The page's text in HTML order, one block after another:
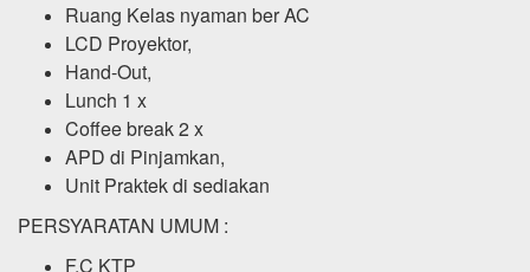
Ruang Kelas nyaman ber AC
LCD Proyektor,
Hand-Out,
Lunch 1 x
Coffee break 2 x
APD di Pinjamkan,
Unit Praktek di sediakan
PERSYARATAN UMUM :
F.C KTP